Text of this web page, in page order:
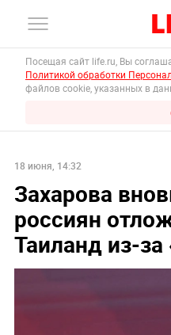
Посещая сайт life.ru, Вы
Политикой обработки
файлов cookie, указанных в
18 июня, 14:32
Захарова
россиян
Таиланд